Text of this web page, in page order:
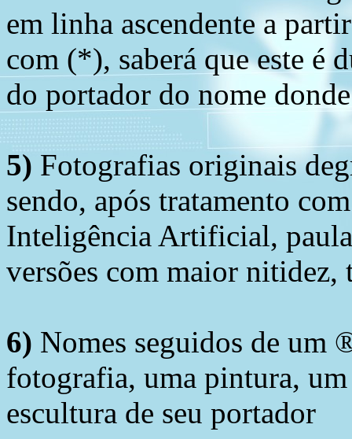
em linha ascendente a
com (*), saberá que este é
do portador do nome
5) Fotografias originais
sendo, após tratamento
Inteligência Artificial,
versões com maior nitidez,
6) Nomes seguidos de um
fotografia, uma pintura,
escultura de seu portador